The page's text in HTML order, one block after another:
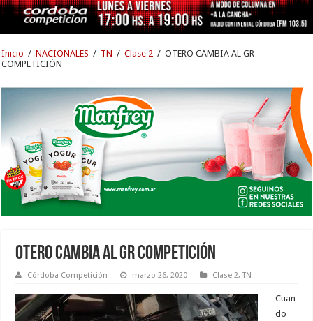
Inicio / NACIONALES / TN / Clase 2 / OTERO CAMBIA AL GR
COMPETICIÓN
OTERO CAMBIA AL GR COMPETICIÓN
Córdoba Competición marzo 26, 2020 Clase 2,TN
Cuan
do